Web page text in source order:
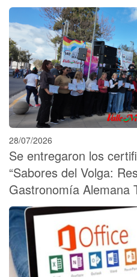
28/07/2026
Se entregaron los
“Sabores del Volga:
Gastronomía Alemana